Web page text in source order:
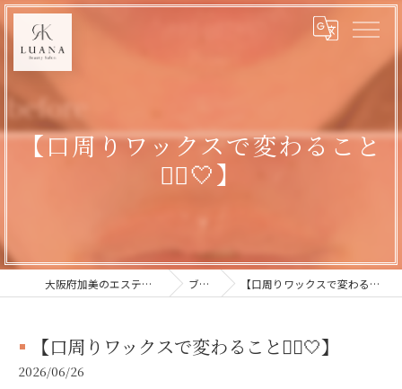
【口周りワックスで変わること
💆‍♀️🤍】
大阪府加美のエステならLUANA ブログ 【口周りワックスで変わること💆‍♀️🤍】
【口周りワックスで変わること💆‍♀️🤍】
2026/06/26